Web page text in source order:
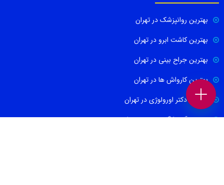
بهترین روانپزشک در تهران
بهترین کاشت ابرو در تهران
بهترین جراح بینی در تهران
بهترین کارواش ها در تهران
بهترین دکتر اورولوژی در تهران
بهترین آموزشگاه موسیقی تهران